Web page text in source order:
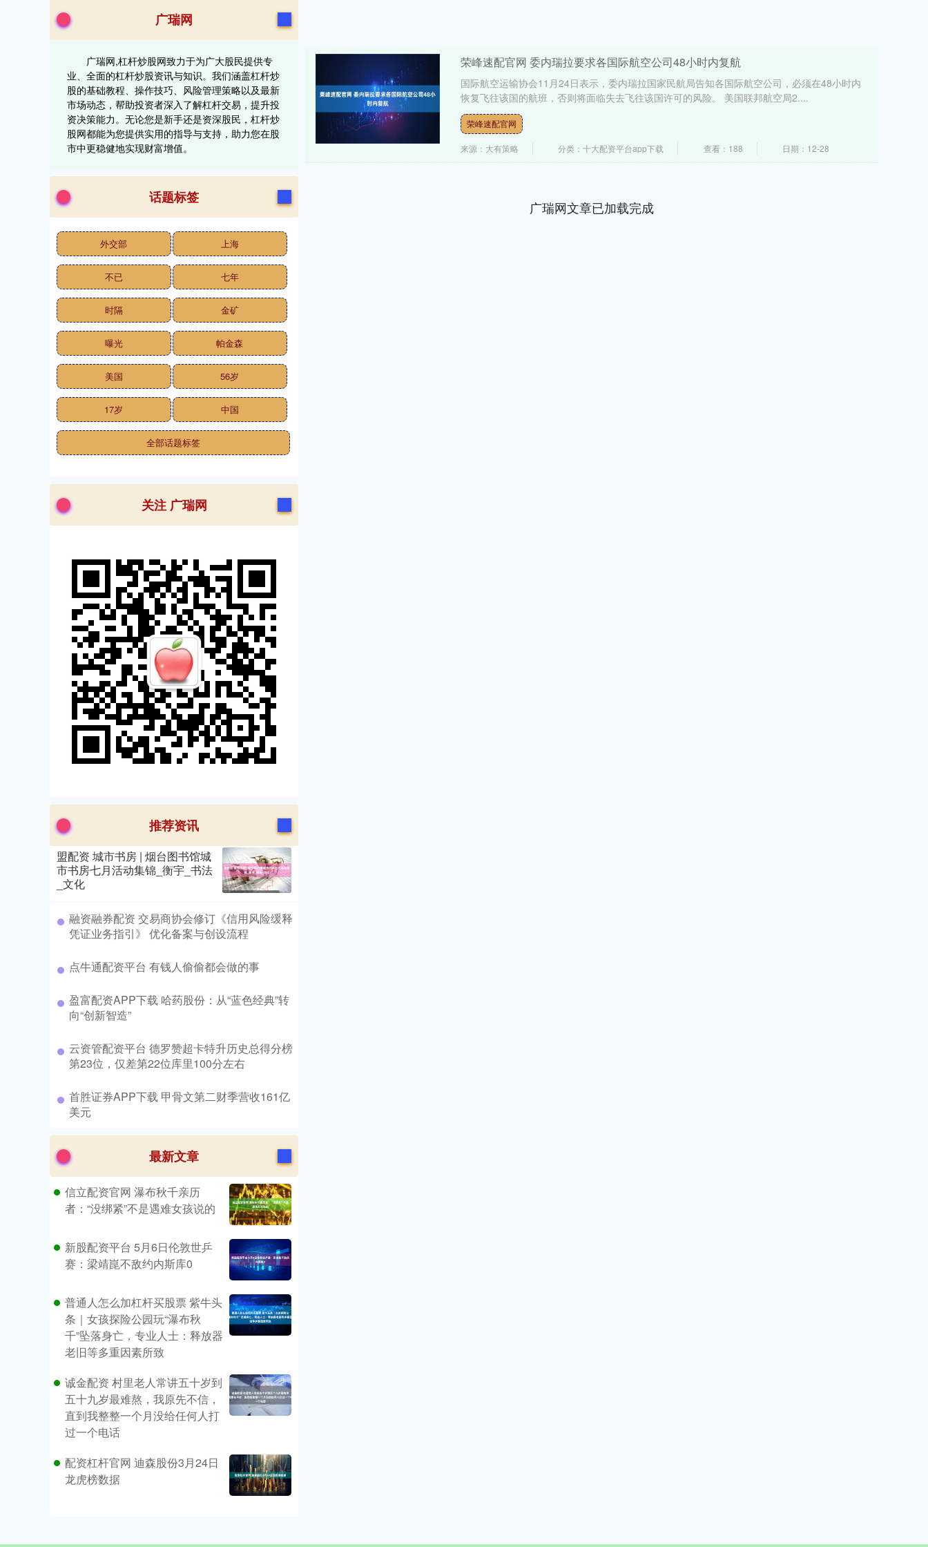
荣峰速配官网 委内瑞拉要求各国际航空公司48小时内复航
国际航空运输协会11月24日表示，委内瑞拉国家民航局告知各国际航空公司，必须在48小时内
恢复飞往该国的航班，否则将面临失去飞往该国许可的风险。 美国联邦航空局2....
荣峰速配官网
来源：大有策略 分类：十大配资平台app下载 查看：188 日期：12-28
广瑞网文章已加载完成
广瑞网
广瑞网,杠杆炒股网致力于为广大股民提供专
业、全面的杠杆炒股资讯与知识。我们涵盖杠杆炒
股的基础教程、操作技巧、风险管理策略以及最新
市场动态，帮助投资者深入了解杠杆交易，提升投
资决策能力。无论您是新手还是资深股民，杠杆炒
股网都能为您提供实用的指导与支持，助力您在股
市中更稳健地实现财富增值。
话题标签
外交部 上海
不已 七年
时隔 金矿
曝光 帕金森
美国 56岁
17岁 中国
全部话题标签
关注 广瑞网
推荐资讯
盟配资 城市书房 | 烟台图书馆城
市书房七月活动集锦_衡宇_书法
_文化
​融资融券配资 交易商协会修订《信用风险缓释
凭证业务指引》 优化备案与创设流程
​点牛通配资平台 有钱人偷偷都会做的事
​盈富配资APP下载 哈药股份：从“蓝色经典”转
向“创新智造”
​云资管配资平台 德罗赞超卡特升历史总得分榜
第23位，仅差第22位库里100分左右
​首胜证券APP下载 甲骨文第二财季营收161亿
美元
最新文章
信立配资官网 瀑布秋千亲历
者：“没绑紧”不是遇难女孩说的
新股配资平台 5月6日伦敦世乒
赛：梁靖崑不敌约内斯库0
普通人怎么加杠杆买股票 紫牛头
条｜女孩探险公园玩“瀑布秋
千”坠落身亡，专业人士：释放器
老旧等多重因素所致
诚金配资 村里老人常讲五十岁到
五十九岁最难熬，我原先不信，
直到我整整一个月没给任何人打
过一个电话
配资杠杆官网 迪森股份3月24日
龙虎榜数据